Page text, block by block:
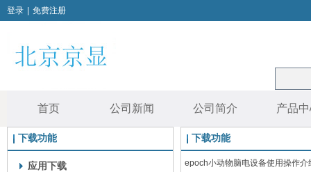
登录 免费注册
首页 公司新闻 公司简介 产品
下载功能
应用下载
下载功能
epoch小动物脑电设备使用操作介